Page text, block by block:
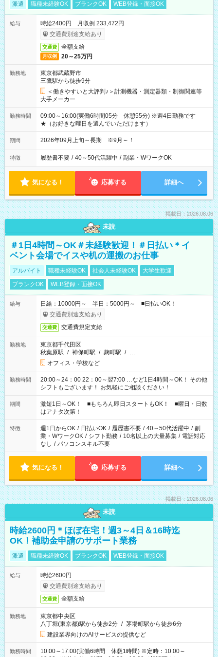
派遣 職種未経験OK ブランクOK WEB登録・面接OK
給与
時給2400円 月収例 233,472円
交通費別途支給あり
交通費 全額支給
月収例 20～25万円
勤務地
東京都武蔵野市
三鷹駅から徒歩9分
＜働きやすいと大評判♪＞計測機器・測定器類・制御関連等
大手メーカー
勤務時間
09:00～16:00(実働6時間05分 休憩55分) ※週4日勤務です
★（お好きな曜日を選んでいただけます）
期間 2026年09月上旬～長期 ※9月～！
特徴 履歴書不要 / 40～50代活躍中 / 副業・WワークOK
気になる！ 応募する 詳細へ
掲載日：2026.08.06
未読
＃1日4時間～OK＃未経験歓迎！＃日払い＊イ
ベント会場でイスや机の運搬のお仕事
アルバイト 職種未経験OK 社会人未経験OK
大学生歓迎
ブランクOK
WEB登録・面接OK
給与
日給：10000円～ 半日：5000円～ ■日払いOK！
交通費別途支給あり
交通費 交通費規定支給
勤務地
東京都千代田区
秋葉原駅 / 神保町駅 / 麹町駅 / …
オフィス・学校など
勤務時間
20:00～24：00 22：00～翌7:00 …など1日4時間～OK！ その他
シフトもございます！ お気軽にご相談ください！
期間
激短1日～OK！ ■もちろん即日スタートもOK！ ■曜日・日数
はアナタ次第！
特徴 週1日からOK / 日払いOK / 履歴書不要 / 40～50代活躍中 / 副
業・WワークOK / シフト勤務 / 10名以上の大量募集 / 電話対応
なし / パソコンスキル不要
気になる！ 応募する 詳細へ
掲載日：2026.08.06
未読
時給2600円＊ほぼ在宅！週3～4日＆16時迄
OK！補助金申請のサポート業務
派遣 職種未経験OK ブランクOK WEB登録・面接OK
給与
時給2600円
交通費別途支給あり
交通費 全額支給
勤務地
東京都中央区
八丁堀(東京都)駅から徒歩2分 / 茅場町駅から徒歩6分
建設業界向けのAIサービスの提供など
勤務時間
10:00～17:00(実働6時間 休憩1時間) ※定時：10:00～